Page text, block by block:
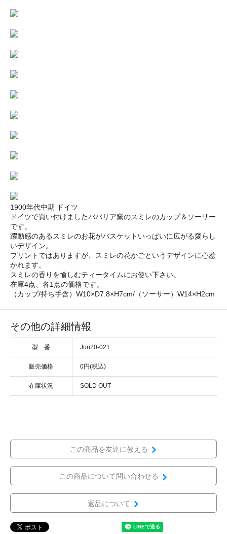
1900年代中期 ドイツ
ドイツで買い付けましたババリア窯のスミレのカップ＆ソーサー
です。
躍動感のあるスミレのお花がバスケットいっぱいに広がる愛らし
いデザイン。
プリントではありますが、スミレの花かごというデザインに心惹
かれます。
スミレの香りを愉しむティータイムにお使い下さい。
在庫4点、各1点の価格です。
（カップ/持ち手含）W10×D7.8×H7cm/（ソーサー）W14×H2cm
その他の詳細情報
型 番 Jun20-021
販売価格 0円(税込)
在庫状況 SOLD OUT
この商品を友達に教える
この商品について問い合わせる
返品について